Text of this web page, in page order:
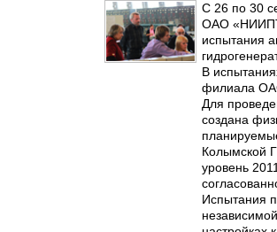
С 26 по 30
ОАО
испытания
В
филиала
Для
создана
Колымской
уровень
Испытания